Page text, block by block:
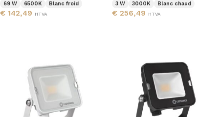
69 W 6500K Blanc froid
€ 142,49 HTVA
3 W 3000K Blanc chaud
€ 256,49 HTVA